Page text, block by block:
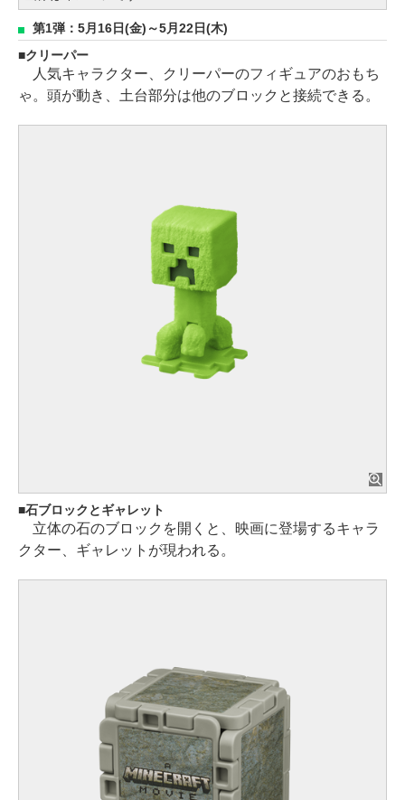
第1弾：5月16日(金)～5月22日(木)
クリーパー
人気キャラクター、クリーパーのフィギュアのおもち
ゃ。頭が動き、土台部分は他のブロックと接続できる。
石ブロックとギャレット
立体の石のブロックを開くと、映画に登場するキャラ
クター、ギャレットが現われる。